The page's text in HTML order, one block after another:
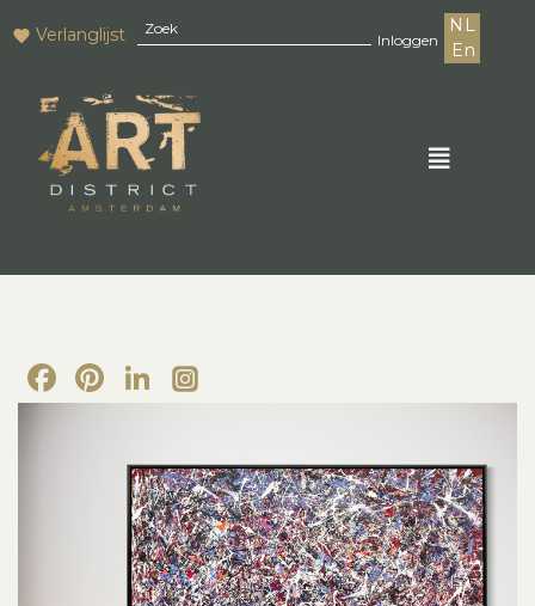
Verlanglijst Inloggen
NL
En
Facebook
Pinterest
LinkedIn